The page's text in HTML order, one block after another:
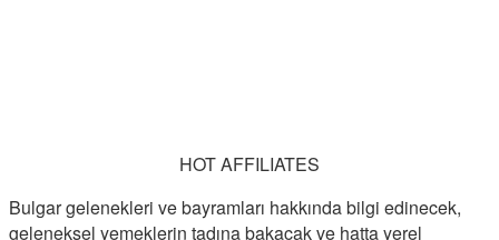
HOT AFFILIATES
Bulgar gelenekleri ve bayramları hakkında bilgi edinecek,
geleneksel yemeklerin tadına bakacak ve hatta yerel